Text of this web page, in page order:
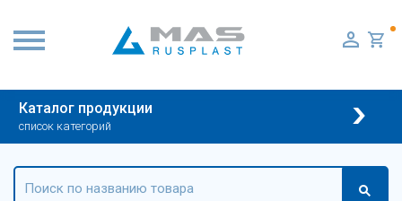
Каталог продукции
список категорий